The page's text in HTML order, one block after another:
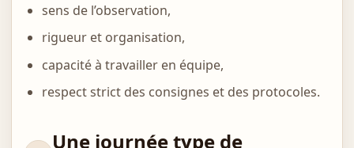
sens de l’observation,
rigueur et organisation,
capacité à travailler en équipe,
respect strict des consignes et des protocoles.
Une journée type de